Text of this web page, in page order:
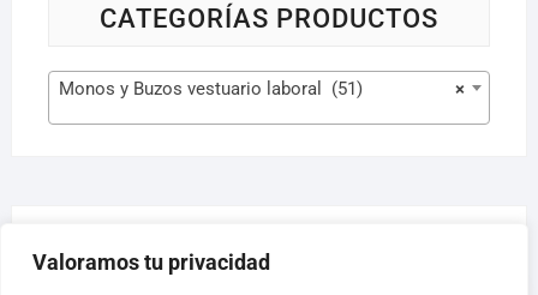
Valoramos tu privacidad
CATEGORÍAS PRODUCTOS
×
Monos y Buzos vestuario laboral (51)
FILTER BY PRICE